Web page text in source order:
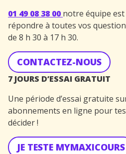
01 49 08 38 00 notre équipe
répondre à toutes vos
de 8 h 30 à 17 h 30.
CONTACTEZ-NOUS
7 JOURS D’ESSAI GRATUIT
Une période d’essai gratuite
abonnements en ligne pour
décider !
JE TESTE MYMAXICOURS